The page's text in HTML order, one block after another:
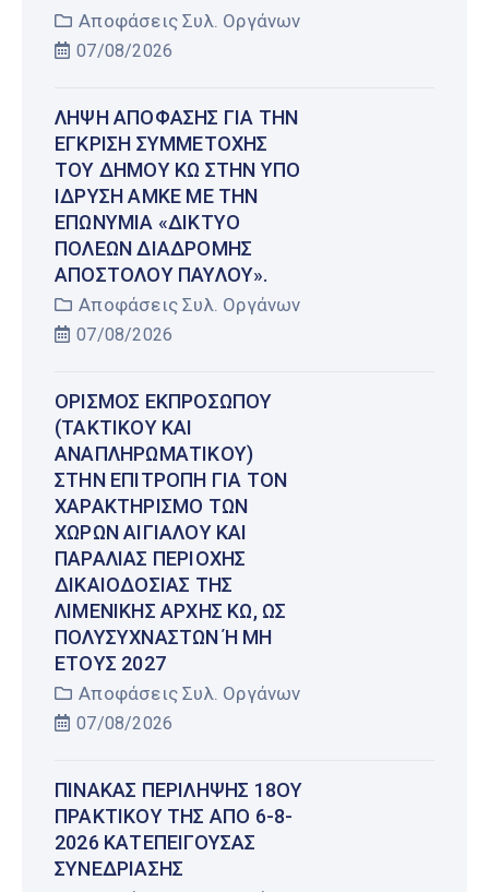
Αποφάσεις Συλ. Οργάνων
07/08/2026
ΛΉΨΗ ΑΠΌΦΑΣΗΣ ΓΙΑ ΤΗΝ
ΈΓΚΡΙΣΗ ΣΥΜΜΕΤΟΧΉΣ
ΤΟΥ ΔΉΜΟΥ ΚΩ ΣΤΗΝ ΥΠΌ
ΊΔΡΥΣΗ ΑΜΚΕ ΜΕ ΤΗΝ
ΕΠΩΝΥΜΊΑ «ΔΊΚΤΥΟ
ΠΌΛΕΩΝ ΔΙΑΔΡΟΜΉΣ
ΑΠΟΣΤΌΛΟΥ ΠΑΎΛΟΥ».
Αποφάσεις Συλ. Οργάνων
07/08/2026
ΟΡΙΣΜΌΣ ΕΚΠΡΟΣΏΠΟΥ
(ΤΑΚΤΙΚΟΎ ΚΑΙ
ΑΝΑΠΛΗΡΩΜΑΤΙΚΟΎ)
ΣΤΗΝ ΕΠΙΤΡΟΠΉ ΓΙΑ ΤΟΝ
ΧΑΡΑΚΤΗΡΙΣΜΌ ΤΩΝ
ΧΏΡΩΝ ΑΙΓΙΑΛΟΎ ΚΑΙ
ΠΑΡΑΛΊΑΣ ΠΕΡΙΟΧΉΣ
ΔΙΚΑΙΟΔΟΣΊΑΣ ΤΗΣ
ΛΙΜΕΝΙΚΉΣ ΑΡΧΉΣ ΚΩ, ΩΣ
ΠΟΛΥΣΎΧΝΑΣΤΩΝ Ή ΜΗ Έ
ΤΟΥΣ 2027
Αποφάσεις Συλ. Οργάνων
07/08/2026
ΠΊΝΑΚΑΣ ΠΕΡΊΛΗΨΗΣ 18ΟΥ
ΠΡΑΚΤΙΚΟΎ ΤΗΣ ΑΠΌ 6-8-
2026 ΚΑΤΕΠΕΊΓΟΥΣΑΣ
ΣΥΝΕΔΡΊΑΣΗΣ